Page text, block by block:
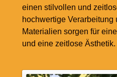
einen stilvollen und
hochwertige Verarbeitung
Materialien sorgen für
und eine zeitlose Ästhetik.